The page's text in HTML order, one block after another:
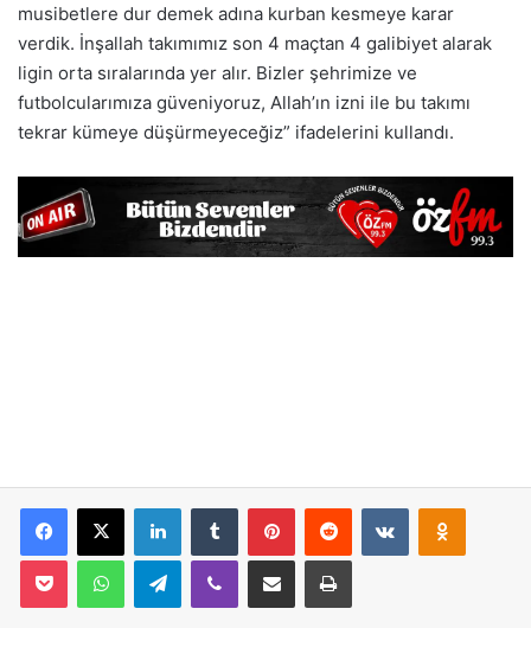
musibetlere dur demek adına kurban kesmeye karar
verdik. İnşallah takımımız son 4 maçtan 4 galibiyet alarak
ligin orta sıralarında yer alır. Bizler şehrimize ve
futbolcularımıza güveniyoruz, Allah’ın izni ile bu takımı
tekrar kümeye düşürmeyeceğiz” ifadelerini kullandı.
Telegram